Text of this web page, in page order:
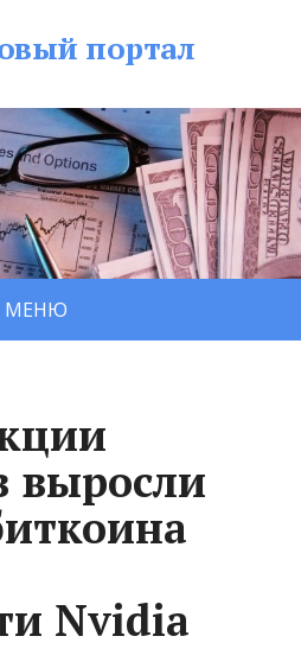
портал
МЕНЮ
выросли
Nvidia